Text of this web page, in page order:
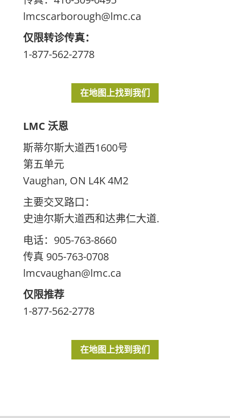
lmcscarborough@lmc.ca
仅限转诊传真：
1-877-562-2778
在地图上找到我们
LMC 沃恩
斯蒂尔斯大道西1600号
第五单元
Vaughan, ON L4K 4M2
主要交叉路口：
史迪尔斯大道西和达弗仁大道.
电话：905-763-8660
传真 905-763-0708
lmcvaughan@lmc.ca
仅限推荐
1-877-562-2778
在地图上找到我们